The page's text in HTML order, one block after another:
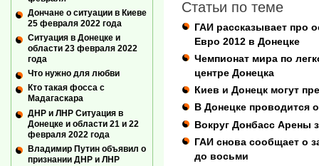
Статьи по теме
ГАИ рассказывает про
Евро 2012 в Донецке
Чемпионат мира по
центре Донецка
Киев и Донецк могут
В Донецке проводится
Вокруг Донбасс Арены
ГАИ снова сообщает о
до восьми
Дончане о ситуации в Киеве
25 февраля 2022 года
Ситуация в Донецке и
области 23 февраля 2022
года
Что нужно для любви
Кто такая фосса с
Мадагаскара
ДНР и ЛНР Ситуация в
Донецке и области 21 и 22
февраля 2022 года
Владимир Путин объявил о
признании ДНР и ЛНР